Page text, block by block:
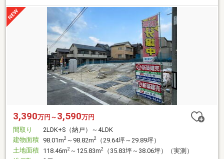
3,390万円～ 3,590万円
間取り
2LDK+S（納戸）～4LDK
建物面積 98.01m2 ～98.82m2
（29.64坪～29.89坪）
土地面積 118.46m2 ～125.83m2
（35.83坪～38.06坪）（実測）